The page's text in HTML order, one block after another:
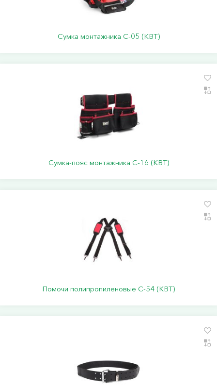
Сумка монтажника С-05 (КВТ)
Сумка-пояс монтажника С-16 (КВТ)
Помочи полипропиленовые C-54 (КВТ)